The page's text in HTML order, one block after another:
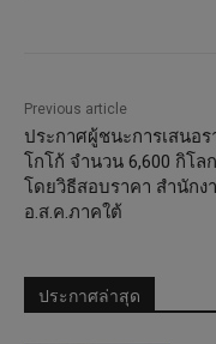
Previous article
ประกาศผู้ชนะการเสนอร
โกโก้ จำนวน 6,600 กิโล
โดยวิธีสอบราคา สำนักง
อ.ส.ค.ภาคใต้
ประกาศล่าสุด